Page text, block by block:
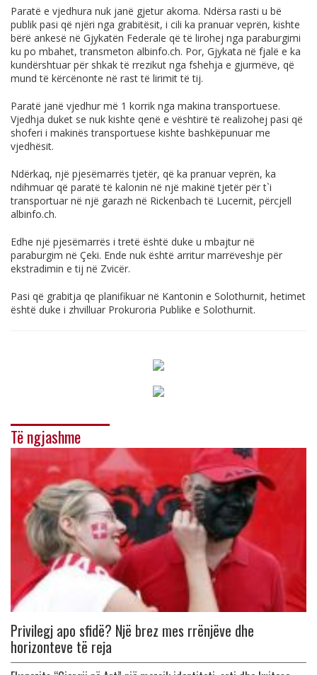
Paratë e vjedhura nuk janë gjetur akoma. Ndërsa rasti u bë
publik pasi që njëri nga grabitësit, i cili ka pranuar veprën, kishte
bërë ankesë në Gjykatën Federale që të lirohej nga paraburgimi
ku po mbahet, transmeton albinfo.ch. Por, Gjykata në fjalë e ka
kundërshtuar për shkak të rrezikut nga fshehja e gjurmëve, që
mund të kërcënonte në rast të lirimit të tij.
Paratë janë vjedhur më 1 korrik nga makina transportuese.
Vjedhja duket se nuk kishte qenë e vështirë të realizohej pasi që
shoferi i makinës transportuese kishte bashkëpunuar me
vjedhësit.
Ndërkaq, një pjesëmarrës tjetër, që ka pranuar veprën, ka
ndihmuar që paratë të kalonin në një makinë tjetër për t`i
transportuar në një garazh në Rickenbach të Lucernit, përcjell
albinfo.ch.
Edhe një pjesëmarrës i tretë është duke u mbajtur në
paraburgim në Çeki. Ende nuk është arritur marrëveshje për
ekstradimin e tij në Zvicër.
Pasi që grabitja qe planifikuar në Kantonin e Solothurnit, hetimet
është duke i zhvilluar Prokuroria Publike e Solothurnit.
Të ngjashme
Privilegj apo sfidë? Një brez mes rrënjëve dhe
horizonteve të reja